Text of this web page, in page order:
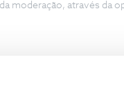
moderação, através da